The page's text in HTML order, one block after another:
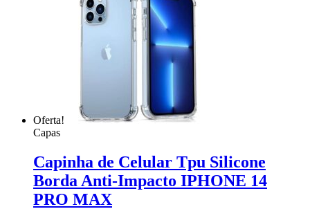
Oferta!
Capas
Capinha de Celular Tpu Silicone
Borda Anti-Impacto IPHONE 14
PRO MAX